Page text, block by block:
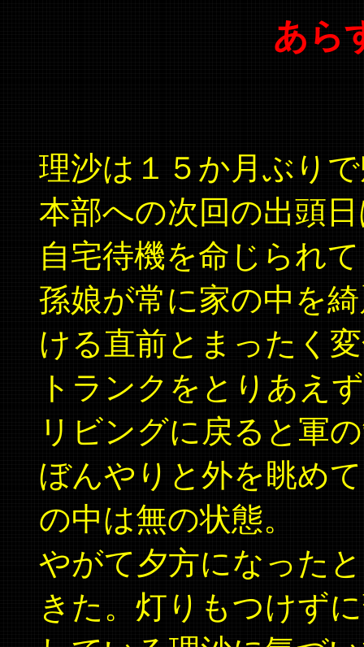
あら
理沙は１５か月ぶり
本部への次回の出頭
自宅待機を命じられ
孫娘が常に家の中を
ける直前とまったく
トランクをとりあえ
リビングに戻ると軍
ぼんやりと外を眺め
の中は無の状態。
やがて夕方になった
きた。灯りもつけず